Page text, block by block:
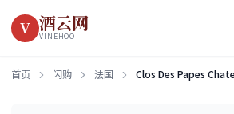
V 酒云网
VINEHOO
首页 闪购 法国